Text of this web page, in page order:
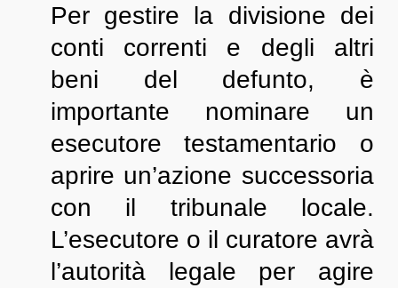
Per gestire la divisione dei
conti correnti e degli altri
beni del defunto, è
importante nominare un
esecutore testamentario o
aprire un’azione successoria
con il tribunale locale.
L’esecutore o il curatore avrà
l’autorità legale per agire